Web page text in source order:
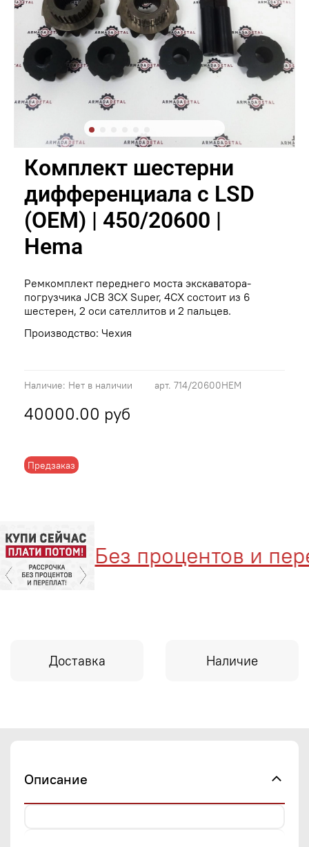
арт. 714/20600HEM
Наличие: Нет в наличии
Предзаказ
Комплект шестерни
дифференциала с LSD
(OEM) | 450/20600 |
Hema
40000.00 руб
Ремкомплект переднего моста экскаватора-
погрузчика JCB 3CX Super, 4CX состоит из 6
шестерен, 2 оси сателлитов и 2 пальцев.
Производство: Чехия
Без процентов и
Доставка Наличие
Описание